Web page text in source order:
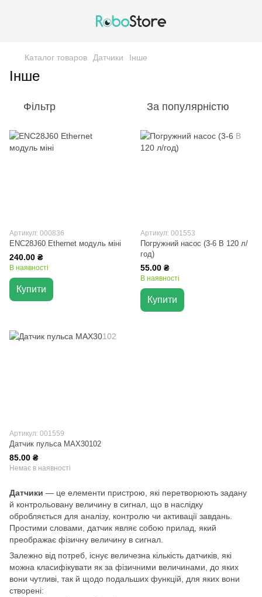
Каталог товаров Датчики Інше
Інше
Фільтр За популярністю
Артикул: 000836
ENC28J60 Ethernet модуль міні
240.00 ₴
В наявності
Купити
Артикул: 001553
Погружний насос (3-6 В 120 л/
год)
55.00 ₴
В наявності
Купити
Артикул: 001559
Датчик пульса MAX30102
85.00 ₴
Немає в наявності
Датчики — це елементи пристрою, які перетворюють задану
й контрольовану величину в сигнал, що в наслідку
обробляється для аналізу, контролю чи активації завдань.
Простими словами, датчик являє собою прилад, який
преображає фізичну величину в сигнал.
Залежно від потреб, існує величезна кількість датчиків, які
можна класифікувати як за фізичними величинами, до яких
вони чутливі, так й щодо подальших функцій, для яких вони
створені: